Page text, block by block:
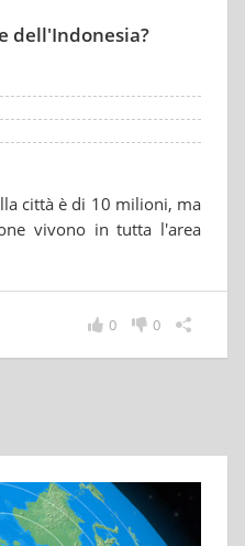
dell'Indonesia?
città è di 10 milioni, ma
vivono in tutta l'area
0
0